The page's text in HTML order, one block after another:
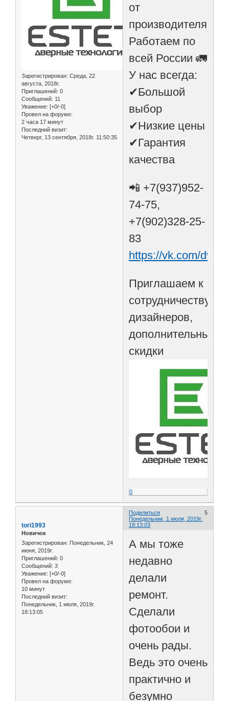
Зарегистрирован: Среда, 22
августа, 2018г.
Приглашений: 0
Сообщений: 11
Уважение: [+0/-0]
Провел на форуме:
2 часа 17 минут
Последний визит:
Четверг, 13 сентября, 2018г. 11:50:35
от
производителя
Работаем по
всей России 🚛
У нас всегда:
✔Большой
выбор
✔Низкие цены
✔Гарантия
качества
📲 +7(937)952-
74-75,
+7(902)328-25-
83
https://vk.com/
Приглашаем к
сотрудничеству
дизайнеров,
дополнительные
скидки
0
Поделиться
5
Понедельник, 1 июля, 2019г.
18:13:03
tori1993
Новичок
Зарегистрирован: Понедельник, 24
июня, 2019г.
Приглашений: 0
Сообщений: 3
Уважение: [+0/-0]
Провел на форуме:
10 минут
Последний визит:
Понедельник, 1 июля, 2019г.
18:13:05
А мы тоже
недавно
делали
ремонт.
Сделали
фотообои и
очень рады.
Ведь это очень
практично и
безумно